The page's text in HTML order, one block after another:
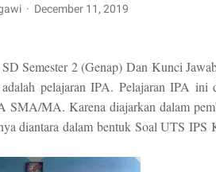
December 11, 2019
Semester 2 (Genap) Dan Kunci
pelajaran IPA. Pelajaran IPA
SMA/MA. Karena diajarkan dalam
diantara dalam bentuk Soal UTS